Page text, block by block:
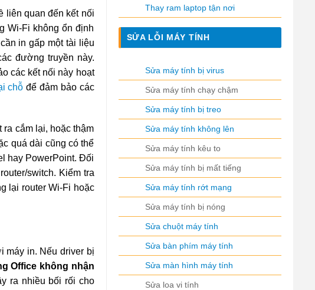
liên quan đến kết nối
Wi-Fi không ổn định
in gấp một tài liệu
đường truyền này.
các kết nối này hoạt
chỗ để đảm bảo các
cắm lại, hoặc thậm
quá dài cũng có thể
hay PowerPoint. Đối
switch. Kiểm tra
lại router Wi-Fi hoặc
máy in. Nếu driver bị
Office không nhận
ra nhiều bối rối cho
Thay ram laptop tận nơi
SỬA LỖI MÁY TÍNH
Sửa máy tính bị virus
Sửa máy tính chạy chậm
Sửa máy tính bị treo
Sửa máy tính không lên
Sửa máy tính kêu to
Sửa máy tính bị mất tiếng
Sửa máy tính rớt mạng
Sửa máy tính bị nóng
Sửa chuột máy tính
Sửa bàn phím máy tính
Sửa màn hình máy tính
Sửa loa vi tính